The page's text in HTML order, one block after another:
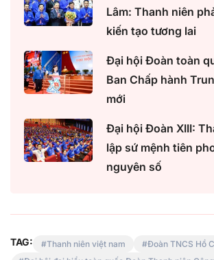
Lâm: Thanh niên
kiến tạo tương lai
Đại hội Đoàn toàn
Ban Chấp hành
mới
Đại hội Đoàn XIII:
lập sứ mệnh tiên
nguyên số
TAG: Thanh niên việt nam
Đoàn TNCS Hồ